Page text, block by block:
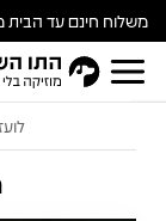
ש״ח